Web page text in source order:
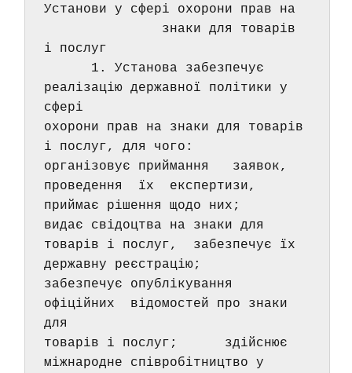
Установи у сфері охорони прав на
і послуг
реалізацію державної політики у
сфері
охорони прав на знаки для товарів
і послуг, для чого:
організовує приймання   заявок,
проведення  їх  експертизи,
приймає рішення щодо них;
видає свідоцтва на знаки для
товарів і послуг,  забезпечує їх
державну реєстрацію;
забезпечує опублікування
офіційних  відомостей про знаки
для
товарів і послуг;      здійснює
міжнародне співробітництво у